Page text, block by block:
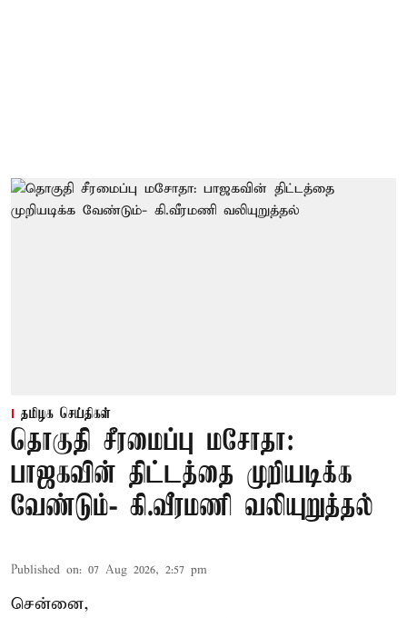
தமிழக செய்திகள்
தொகுதி சீரமைப்பு மசோதா:
பாஜகவின் திட்டத்தை முறியடிக்க
வேண்டும்- கி.வீரமணி வலியுறுத்தல்
Published on: 07 Aug 2026, 2:57 pm
சென்னை,